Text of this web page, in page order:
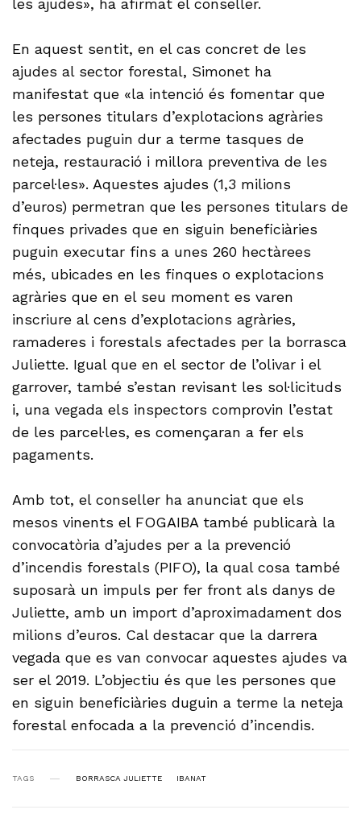
les ajudes», ha afirmat el conseller.
En aquest sentit, en el cas concret de les
ajudes al sector forestal, Simonet ha
manifestat que «la intenció és fomentar que
les persones titulars d’explotacions agràries
afectades puguin dur a terme tasques de
neteja, restauració i millora preventiva de les
parcel·les». Aquestes ajudes (1,3 milions
d’euros) permetran que les persones titulars de
finques privades que en siguin beneficiàries
puguin executar fins a unes 260 hectàrees
més, ubicades en les finques o explotacions
agràries que en el seu moment es varen
inscriure al cens d’explotacions agràries,
ramaderes i forestals afectades per la borrasca
Juliette. Igual que en el sector de l’olivar i el
garrover, també s’estan revisant les sol·licituds
i, una vegada els inspectors comprovin l’estat
de les parcel·les, es començaran a fer els
pagaments.
Amb tot, el conseller ha anunciat que els
mesos vinents el FOGAIBA també publicarà la
convocatòria d’ajudes per a la prevenció
d’incendis forestals (PIFO), la qual cosa també
suposarà un impuls per fer front als danys de
Juliette, amb un import d’aproximadament dos
milions d’euros. Cal destacar que la darrera
vegada que es van convocar aquestes ajudes va
ser el 2019. L’objectiu és que les persones que
en siguin beneficiàries duguin a terme la neteja
forestal enfocada a la prevenció d’incendis.
TAGS BORRASCA JULIETTE IBANAT